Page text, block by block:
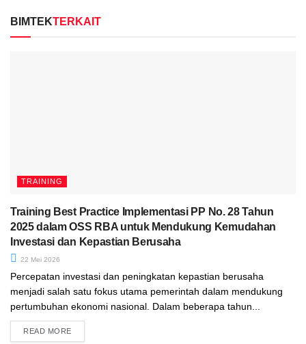
BIMTEKTERKAIT
TRAINING
Training Best Practice Implementasi PP No. 28 Tahun
2025 dalam OSS RBA untuk Mendukung Kemudahan
Investasi dan Kepastian Berusaha
22 Mei 2026
Percepatan investasi dan peningkatan kepastian berusaha
menjadi salah satu fokus utama pemerintah dalam mendukung
pertumbuhan ekonomi nasional. Dalam beberapa tahun...
READ MORE